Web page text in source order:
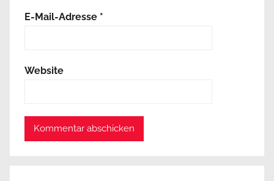
E-Mail-Adresse *
Website